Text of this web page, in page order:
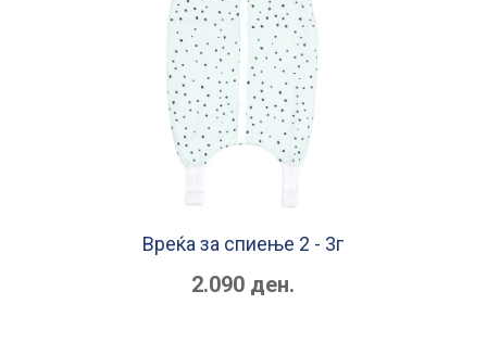
Вреќа за спиење 2 - 3г
2.090 ден.